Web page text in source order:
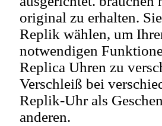
original zu erhalten.
Replik wählen, um
notwendigen
Replica Uhren zu
Verschleiß bei
Replik-Uhr als
anderen.